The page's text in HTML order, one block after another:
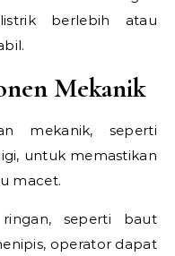
berlebih atau
Mekanik
mekanik, seperti
untuk memastikan
macet.
seperti baut
operator dapat